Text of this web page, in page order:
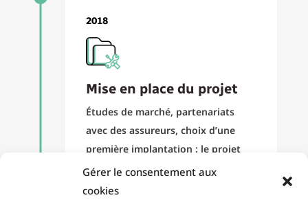
Gérer le consentement aux
cookies
2018
Mise en place du projet
Études de marché, partenariats
avec des assureurs, choix d’une
première implantation : le projet
prend forme.